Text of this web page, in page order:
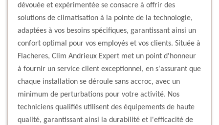
dévouée et expérimentée se consacre à offrir des
solutions de climatisation à la pointe de la technologie,
adaptées à vos besoins spécifiques, garantissant ainsi un
confort optimal pour vos employés et vos clients. Située à
Flacheres, Clim Andrieux Expert met un point d'honneur
à fournir un service client exceptionnel, en s'assurant que
chaque installation se déroule sans accroc, avec un
minimum de perturbations pour votre activité. Nos
techniciens qualifiés utilisent des équipements de haute
qualité, garantissant ainsi la durabilité et l'efficacité de